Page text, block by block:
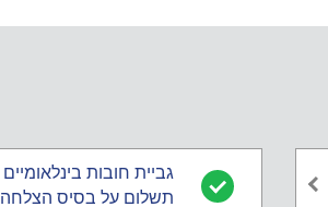
גביית חובות בינלאומיים
תשלום על בסיס הצלחה